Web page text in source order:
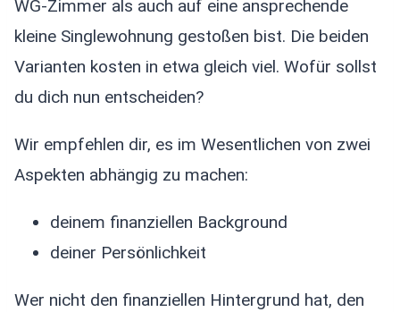
WG-Zimmer als auch auf eine ansprechende
kleine Singlewohnung gestoßen bist. Die beiden
Varianten kosten in etwa gleich viel. Wofür sollst
du dich nun entscheiden?
Wir empfehlen dir, es im Wesentlichen von zwei
Aspekten abhängig zu machen:
deinem finanziellen Background
deiner Persönlichkeit
Wer nicht den finanziellen Hintergrund hat, den